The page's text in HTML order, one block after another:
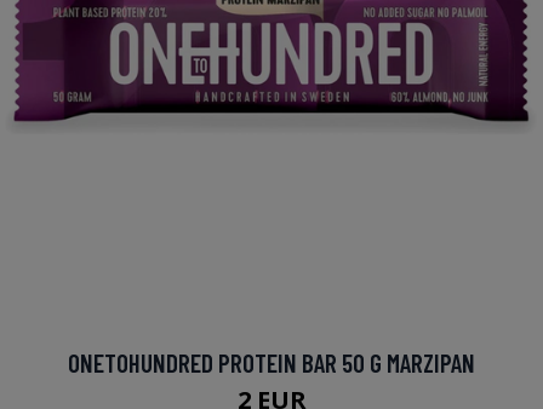
ONETOHUNDRED PROTEIN BAR 50 G MARZIPAN
2 EUR